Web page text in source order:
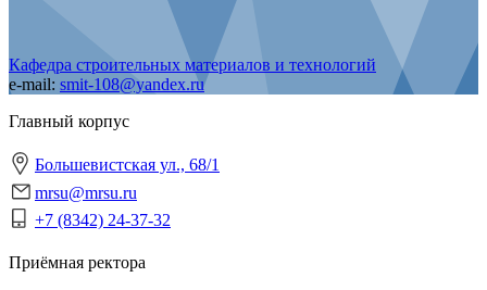
Кафедра строительных материалов и технологий
e-mail: smit-108@yandex.ru
Главный корпус
Большевистская ул., 68/1
mrsu@mrsu.ru
+7 (8342) 24-37-32
Приёмная ректора